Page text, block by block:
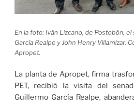
En la foto: Iván Lizcano, de Postobón,
García Realpe y John Henry Villamizar,
Apropet.
La planta de Apropet, firma
PET, recibió la visita del
Guillermo García Realpe,